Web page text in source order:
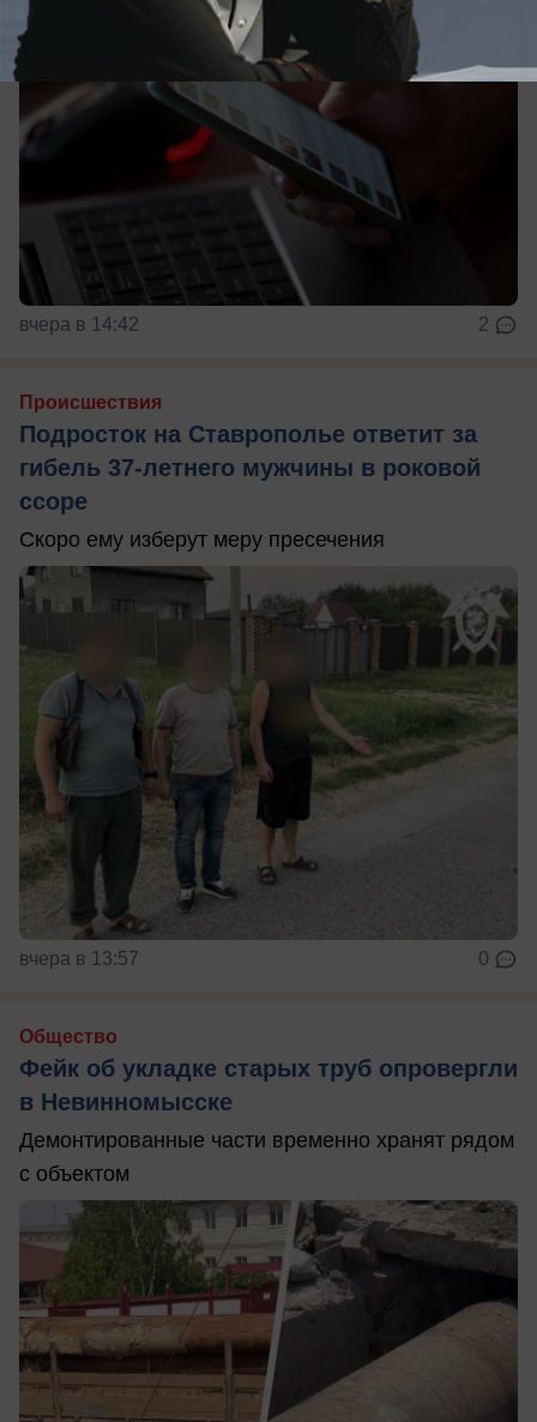
вчера в 14:42 2
Происшествия
Подросток на Ставрополье ответит за
гибель 37-летнего мужчины в роковой
ссоре
Скоро ему изберут меру пресечения
вчера в 13:57 0
Общество
Фейк об укладке старых труб опровергли
в Невинномысске
Демонтированные части временно хранят рядом
с объектом